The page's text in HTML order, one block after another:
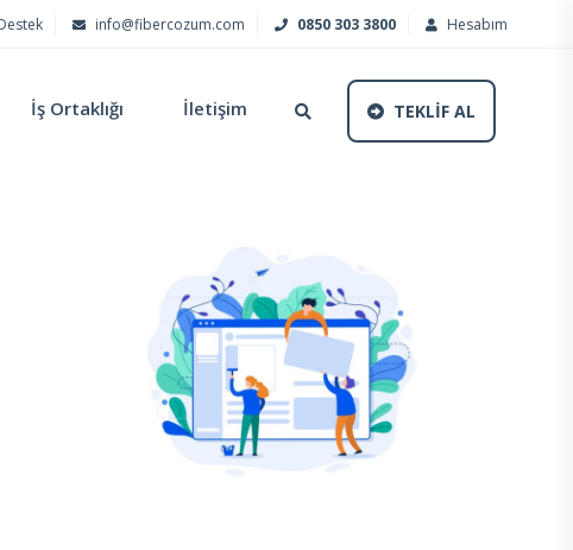
info@fibercozum.com 0850 303 3800 Hesabım
TEKLİF AL
İş Ortaklığı İletişim